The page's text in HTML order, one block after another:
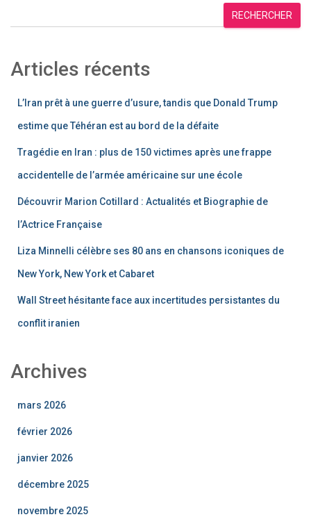
RECHERCHER
Articles récents
L’Iran prêt à une guerre d’usure, tandis que Donald Trump
estime que Téhéran est au bord de la défaite
Tragédie en Iran : plus de 150 victimes après une frappe
accidentelle de l’armée américaine sur une école
Découvrir Marion Cotillard : Actualités et Biographie de
l’Actrice Française
Liza Minnelli célèbre ses 80 ans en chansons iconiques de
New York, New York et Cabaret
Wall Street hésitante face aux incertitudes persistantes du
conflit iranien
Archives
mars 2026
février 2026
janvier 2026
décembre 2025
novembre 2025